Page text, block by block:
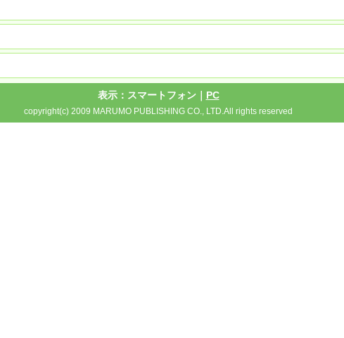
表示：スマートフォン｜ PC
copyright(c) 2009 MARUMO PUBLISHING CO., LTD.All rights reserved